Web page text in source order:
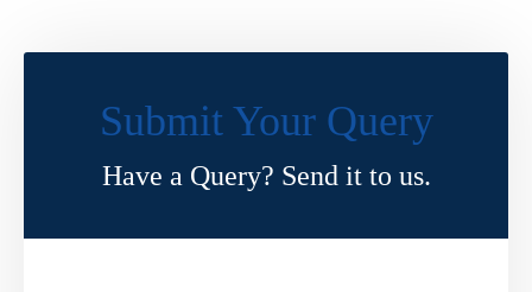
Submit Your Query
Have a Query? Send it to us.